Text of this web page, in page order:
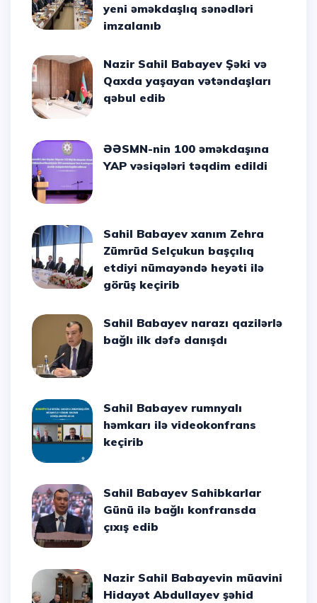
yeni əməkdaşlıq sənədləri
imzalanıb
Nazir Sahil Babayev Şəki və
Qaxda yaşayan vətəndaşları
qəbul edib
ƏƏSMN-nin 100 əməkdaşına
YAP vəsiqələri təqdim edildi
Sahil Babayev xanım Zehra
Zümrüd Selçukun başçılıq
etdiyi nümayəndə heyəti ilə
görüş keçirib
Sahil Babayev narazı qazilərlə
bağlı ilk dəfə danışdı
Sahil Babayev rumnyalı
həmkarı ilə videokonfrans
keçirib
Sahil Babayev Sahibkarlar
Günü ilə bağlı konfransda
çıxış edib
Nazir Sahil Babayevin müavini
Hidayət Abdullayev şəhid